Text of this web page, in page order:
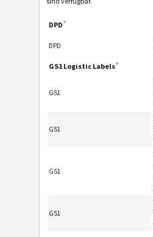
DPD®
DPD
GS1 Logistic Labels®
GS1
GS1
GS1
GS1